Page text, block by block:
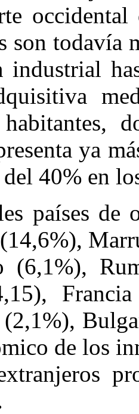
occidental
son todavía
industrial
ya
del 40% en
países de
(6,1%),
de los